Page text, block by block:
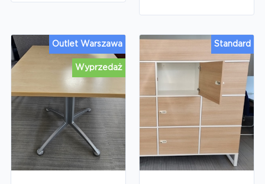
Wyprzedaż
Outlet Warszawa Standard